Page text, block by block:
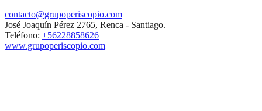
contacto@grupoperiscopio.com
José Joaquín Pérez 2765, Renca - Santiago.
Teléfono: +56228858626
www.grupoperiscopio.com